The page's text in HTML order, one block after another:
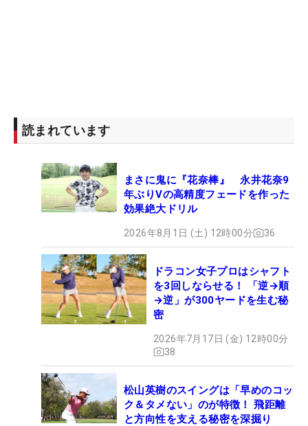
読まれています
まさに鬼に『花奈棒』 永井花奈9
年ぶりVの高精度フェードを作った
効果絶大ドリル
2026年8月1日 (土) 12時00分 36
ドラコン女子プロはシャフト
を3回しならせる！ 「逆→順
→逆」が300ヤードを生む秘
密
2026年7月17日 (金) 12時00分
38
松山英樹のスイングは「早めのコッ
ク＆タメない」のが特徴！ 飛距離
と方向性を支える秘密を深掘り